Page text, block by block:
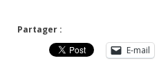
Partager :
E-mail